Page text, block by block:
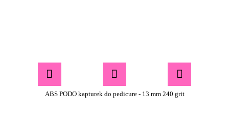
ABS PODO kapturek do pedicure - 13 mm 240 grit